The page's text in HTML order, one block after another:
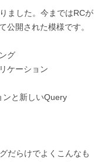
ました。今まではRCが
公開された模様です。
グ
ケーション
ンと新しいQuery
だらけでよくこんなも